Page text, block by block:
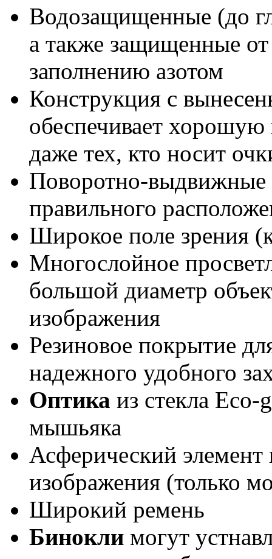
Водозащищенные (до
а также защищенные от
заполнению азотом
Конструкция с
обеспечивает хорошую
даже тех, кто носит
Поворотно-выдвижные
правильного
Широкое поле зрения
Многослойное
большой диаметр
изображения
Резиновое покрытие
надежного удобного
Оптика из стекла
мышьяка
Асферический элемент
изображения (только
Широкий ремень
Бинокли могут